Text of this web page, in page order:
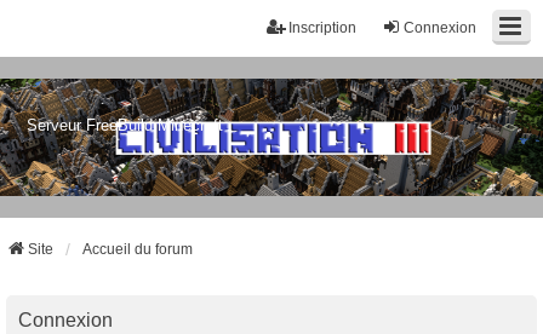
Connexion
Inscription
Serveur FreeBuild Minecraft
Site Accueil du forum
Connexion